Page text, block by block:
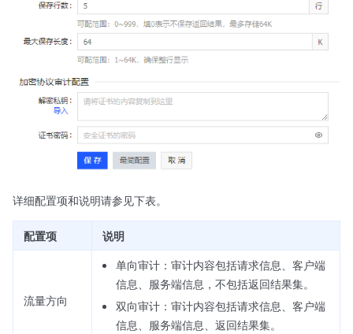
详细配置项和说明请参见下表。
配置项 说明
流量方向
单向审计：审计内容包括请求信息、客户端
信息、服务端信息，不包括返回结果集。
双向审计：审计内容包括请求信息、客户端
信息、服务端信息、返回结果集。